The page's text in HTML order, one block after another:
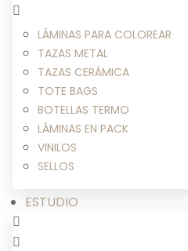
LÁMINAS PARA COLOREAR
TAZAS METAL
TAZAS CERÁMICA
TOTE BAGS
BOTELLAS TERMO
LÁMINAS EN PACK
VINILOS
SELLOS
ESTUDIO